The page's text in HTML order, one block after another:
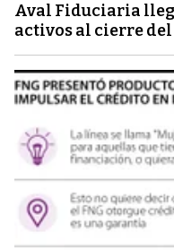
Aval Fiduciaria
activos al cierre